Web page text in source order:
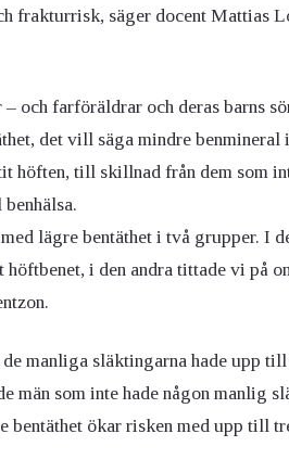
frakturrisk, säger docent Mattias
och farföräldrar och deras barns
det vill säga mindre
höften, till skillnad från dem som
lägre bentäthet i två grupper. I
i den andra tittade vi på
manliga släktingarna hade upp
män som inte hade någon manlig
bentäthet ökar risken med upp till